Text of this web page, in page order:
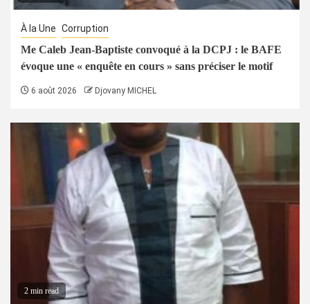
À la Une Corruption
Me Caleb Jean-Baptiste convoqué à la DCPJ : le BAFE
évoque une « enquête en cours » sans préciser le motif
6 août 2026 Djovany MICHEL
2 min read